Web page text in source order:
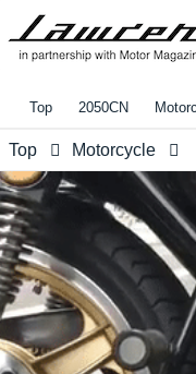
Top 2050CN
Top Motorcycle